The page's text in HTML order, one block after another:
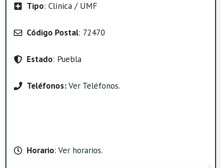
Tipo: Clínica / UMF
Código Postal: 72470
Estado: Puebla
Teléfonos:Ver Teléfonos.
Horario: Ver horarios.